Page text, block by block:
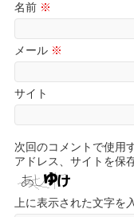
名前 ※
メール ※
サイト
次回のコメントで使用
アドレス、サイトを保
上に表示された文字を